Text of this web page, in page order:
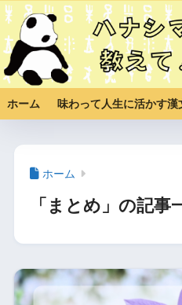
ホーム 味わって人生に活かす漢
ホーム
「まとめ」の記事